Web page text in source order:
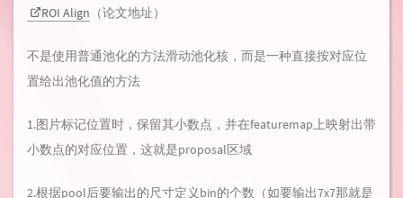
ROI Align （论文地址）
不是使用普通池化的方法滑动池化核，而是一种直接按对应位
置给出池化值的方法
1.图片标记位置时，保留其小数点，并在featuremap上映射出带
小数点的对应位置，这就是proposal区域
2.根据pool后要输出的尺寸定义bin的个数（如要输出7x7那就是